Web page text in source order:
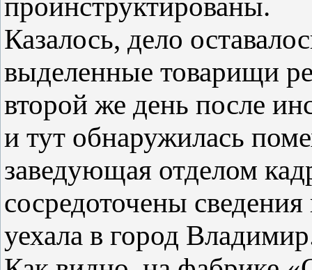
проинструктированы.
Казалось, дело
выделенные товарищи
второй же день после
и тут обнаружилась
заведующая отделом
сосредоточены
уехала в город